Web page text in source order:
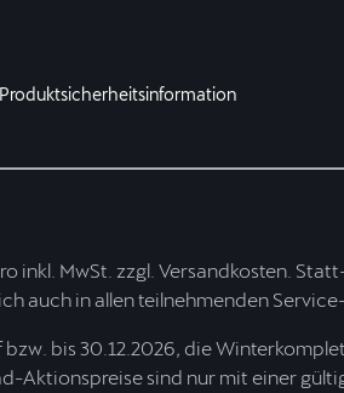
Produktsicherheitsinformation
MwSt. zzgl. Versandkosten.
auch in allen teilnehmenden
bis 30.12.2026, die
sind nur mit einer